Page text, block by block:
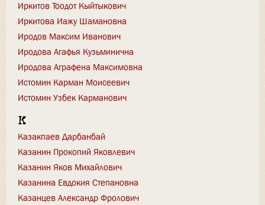
Иркитов Тоодот Кыйтыкович
Иркитова Иажу Шамановна
Иродов Максим Иванович
Иродова Агафья Кузьминична
Иродова Аграфена Максимовна
Истомин Карман Моисеевич
Истомин Узбек Карманович
К
Казакпаев Дарбанбай
Казанин Прокопий Яковлевич
Казанин Яков Михайлович
Казанина Евдокия Степановна
Казанцев Александр Фролович